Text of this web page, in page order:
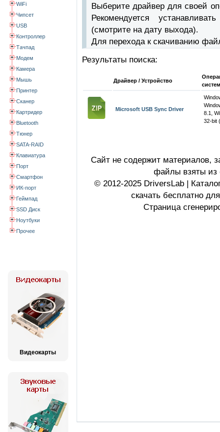
WiFi
Чипсет
USB
Контроллер
Тачпад
Модем
Камера
Мышь
Принтер
Сканер
Картридер
Bluetooth
Тюнер
SATA-RAID
Клавиатура
Порт
Смартфон
ИК-порт
Геймпад
SSD Диск
Ноутбуки
Прочее
Видеокарты
Выберите драйвер для своей
Рекомендуется
(смотрите на дату выхода).
Для перехода к скачиванию
Результаты поиска:
Драйвер / Устройство
Microsoft USB Sync Driver
8.1,
32-bit
Сайт не содержит материалов,
файлы взяты из
© 2012-2025 DriversLab |
скачать бесплатно
Страница